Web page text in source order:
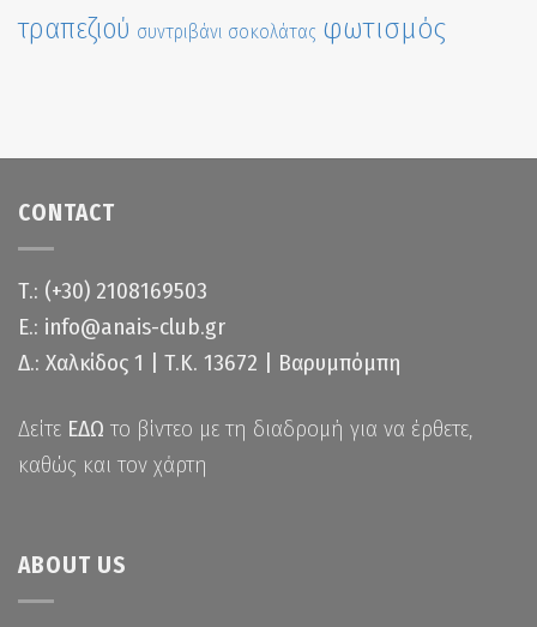
τραπεζιού συντριβάνι σοκολάτας φωτισμός
CONTACT
Τ.: (+30) 2108169503
Ε.: info@anais-club.gr
Δ.: Χαλκίδος 1 | Τ.Κ. 13672 | Βαρυμπόμπη
Δείτε ΕΔΩ το βίντεο με τη διαδρομή για να έρθετε,
καθώς και τον χάρτη
ABOUT US